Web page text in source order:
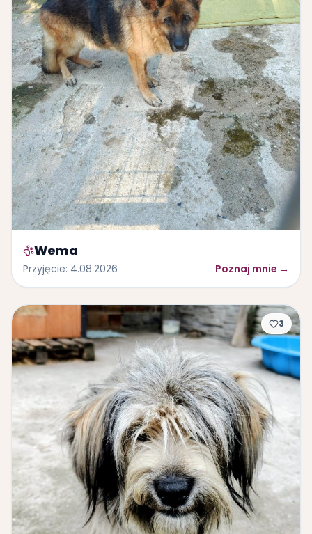
Wema
Przyjęcie: 4.08.2026 Poznaj mnie →
3